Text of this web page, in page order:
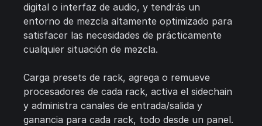
digital o interfaz de audio, y tendrás un
entorno de mezcla altamente optimizado para
satisfacer las necesidades de prácticamente
cualquier situación de mezcla.
Carga presets de rack, agrega o remueve
procesadores de cada rack, activa el sidechain
y administra canales de entrada/salida y
ganancia para cada rack, todo desde un panel.